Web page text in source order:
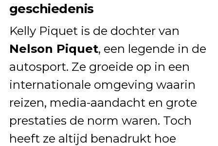
geschiedenis
Kelly Piquet is de dochter van
Nelson Piquet, een legende in de
autosport. Ze groeide op in een
internationale omgeving waarin
reizen, media-aandacht en grote
prestaties de norm waren. Toch
heeft ze altijd benadrukt hoe